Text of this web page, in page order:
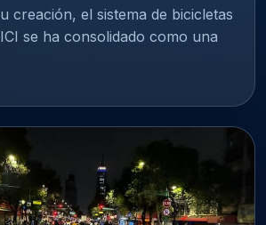
creación, el sistema de bicicletas
se ha consolidado como una